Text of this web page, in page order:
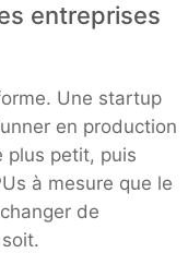
entreprises
Une startup
en production
plus petit, puis
à mesure que le
de